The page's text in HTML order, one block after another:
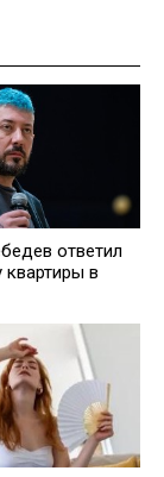
ответил
в